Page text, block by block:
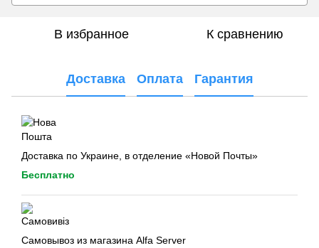
В избранное К сравнению
Доставка Оплата Гарантия
Доставка по Украине, в отделение «Новой Почты»
Бесплатно
Самовывоз из магазина Alfa Server